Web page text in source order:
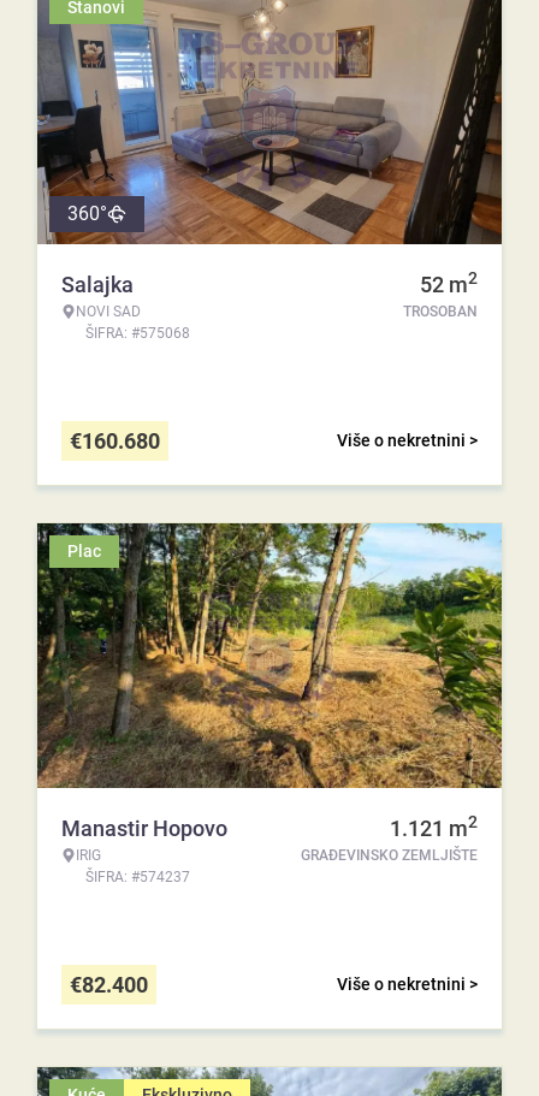
Stanovi
360°
Salajka
NOVI SAD
ŠIFRA: #575068
52 m2
TROSOBAN
Više o nekretnini >
€160.680
Plac
Manastir Hopovo
IRIG
ŠIFRA: #574237
1.121 m2
GRAĐEVINSKO ZEMLJIŠTE
Više o nekretnini >
€82.400